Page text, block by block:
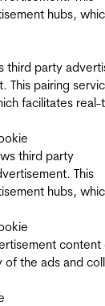
hubs,
third party
This pairing
facilitates real-
third party
This
hubs,
content
the ads and